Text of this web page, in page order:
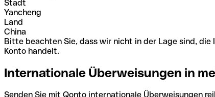
Stadt
Yancheng
Land
China
Bitte beachten Sie, dass wir nicht in der Lage sind,
Konto handelt.
Internationale Überweisungen in
Senden Sie mit Qonto internationale Überweisungen